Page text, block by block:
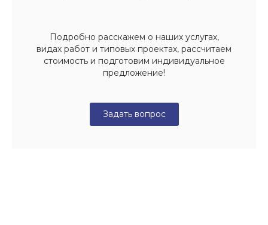
Подробно расскажем о наших услугах,
видах работ и типовых проектах, рассчитаем
стоимость и подготовим индивидуальное
предложение!
Задать вопрос